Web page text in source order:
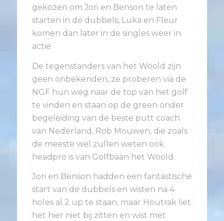
gekozen om Jori en Benson te laten
starten in de dubbels, Luka en Fleur
komen dan later in de singles weer in
actie.
De tegenstanders van het Woold zijn
geen onbekenden, ze proberen via de
NGF hun weg naar de top van het golf
te vinden en staan op de green onder
begeleiding van de beste putt coach
van Nederland, Rob Mouwen, die zoals
de meeste wel zullen weten ook
headpro is van Golfbaan het Woold.
Jori en Benson hadden een fantastische
start van de dubbels en wisten na 4
holes al 2 up te staan, maar Houtrak liet
het hier niet bij zitten en wist met